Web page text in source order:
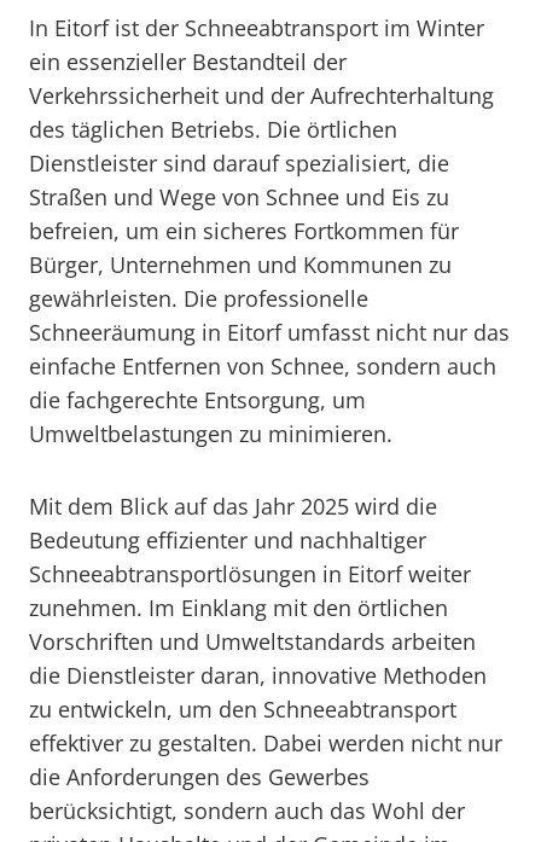
In Eitorf ist der Schneeabtransport im Winter
ein essenzieller Bestandteil der
Verkehrssicherheit und der Aufrechterhaltung
des täglichen Betriebs. Die örtlichen
Dienstleister sind darauf spezialisiert, die
Straßen und Wege von Schnee und Eis zu
befreien, um ein sicheres Fortkommen für
Bürger, Unternehmen und Kommunen zu
gewährleisten. Die professionelle
Schneeräumung in Eitorf umfasst nicht nur das
einfache Entfernen von Schnee, sondern auch
die fachgerechte Entsorgung, um
Umweltbelastungen zu minimieren.
Mit dem Blick auf das Jahr 2025 wird die
Bedeutung effizienter und nachhaltiger
Schneeabtransportlösungen in Eitorf weiter
zunehmen. Im Einklang mit den örtlichen
Vorschriften und Umweltstandards arbeiten
die Dienstleister daran, innovative Methoden
zu entwickeln, um den Schneeabtransport
effektiver zu gestalten. Dabei werden nicht nur
die Anforderungen des Gewerbes
berücksichtigt, sondern auch das Wohl der